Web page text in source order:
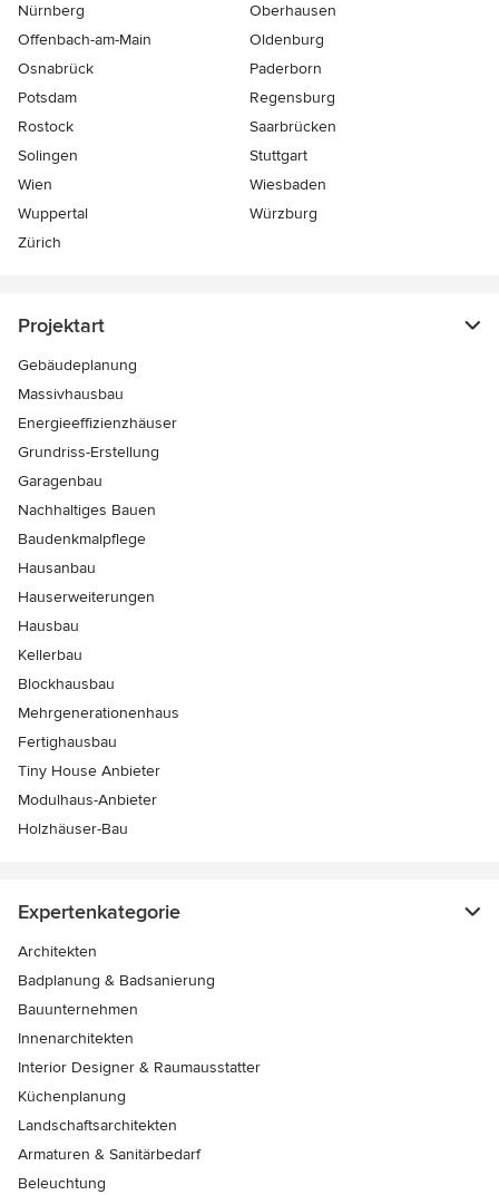
Nürnberg
Oberhausen
Offenbach-am-Main
Oldenburg
Osnabrück
Paderborn
Potsdam
Regensburg
Rostock
Saarbrücken
Solingen
Stuttgart
Wien
Wiesbaden
Wuppertal
Würzburg
Zürich
Projektart
Gebäudeplanung
Massivhausbau
Energieeffizienzhäuser
Grundriss-Erstellung
Garagenbau
Nachhaltiges Bauen
Baudenkmalpflege
Hausanbau
Hauserweiterungen
Hausbau
Kellerbau
Blockhausbau
Mehrgenerationenhaus
Fertighausbau
Tiny House Anbieter
Modulhaus-Anbieter
Holzhäuser-Bau
Expertenkategorie
Architekten
Badplanung & Badsanierung
Bauunternehmen
Innenarchitekten
Interior Designer & Raumausstatter
Küchenplanung
Landschaftsarchitekten
Armaturen & Sanitärbedarf
Beleuchtung